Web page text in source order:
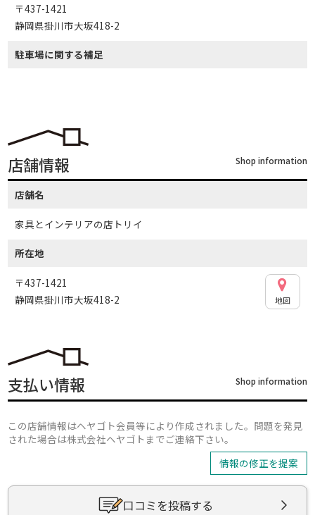
〒437-1421
静岡県掛川市大坂418-2
駐車場に関する補足
店舗情報 Shop information
店舗名
家具とインテリアの店トリイ
所在地
〒437-1421
静岡県掛川市大坂418-2
地図
支払い情報 Shop information
この店舗情報はヘヤゴト会員等により作成されました。問題を発見
された場合は株式会社ヘヤゴトまでご連絡下さい。
情報の修正を提案
口コミを投稿する